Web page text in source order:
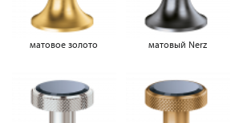
матовое золото матовый Nerz